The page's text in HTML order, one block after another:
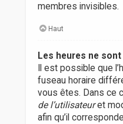
membres invisibles.
Haut
Les heures ne
Il est possible que
fuseau horaire
vous êtes. Dans ce
de l’utilisateuret
afin qu’il